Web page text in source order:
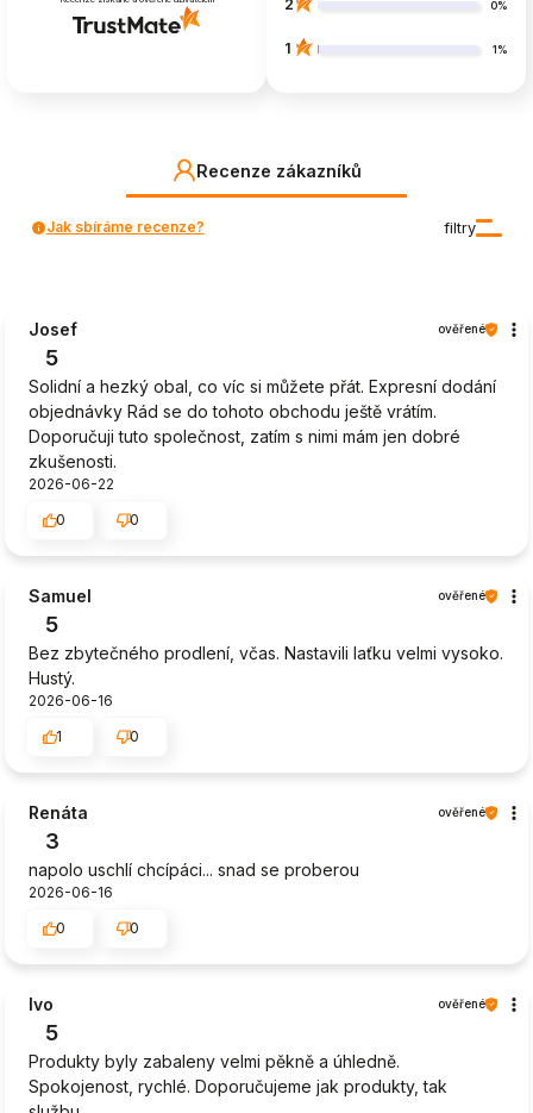
2 0%
1 1%
Recenze zákazníků
filtry
Jak sbíráme recenze?
Josef ověřené
5
Solidní a hezký obal, co víc si můžete přát. Expresní dodání
objednávky Rád se do tohoto obchodu ještě vrátím.
Doporučuji tuto společnost, zatím s nimi mám jen dobré
zkušenosti.
2026-06-22
0
0
Samuel ověřené
5
Bez zbytečného prodlení, včas. Nastavili laťku velmi vysoko.
Hustý.
2026-06-16
1
0
Renáta ověřené
3
napolo uschlí chcípáci... snad se proberou
2026-06-16
0
0
Ivo ověřené
5
Produkty byly zabaleny velmi pěkně a úhledně.
Spokojenost, rychlé. Doporučujeme jak produkty, tak